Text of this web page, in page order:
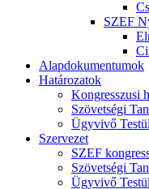
SZEF
Alapdokumentumok
Határozatok
Kongresszusi
Szövetségi
Ügyvivő
Szervezet
SZEF
Szövetségi
Ügyvivő